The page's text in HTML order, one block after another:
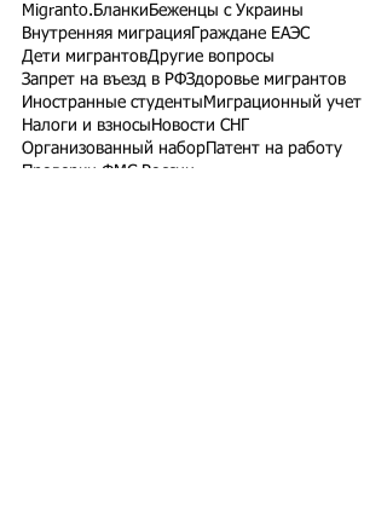
Migranto.Бланки Беженцы с Украины
Внутренняя миграция Граждане ЕАЭС
Дети мигрантовДругие вопросы
Запрет на въезд в РФЗдоровье мигрантов
Иностранные студенты Миграционный учет
Налоги и взносы Новости СНГ
Организованный набор Патент на работу
Проверки ФМС России